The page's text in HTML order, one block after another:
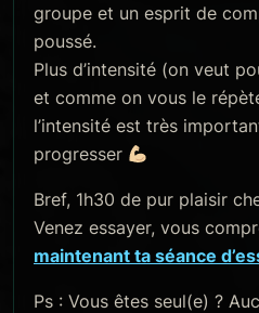
groupe et un esprit de
poussé.
Plus d’intensité (on veut
et comme on vous le
l’intensité est très
progresser
Bref, 1h30 de pur plaisir
Venez essayer, vous
maintenant ta séance
Ps : Vous êtes seul(e) ?